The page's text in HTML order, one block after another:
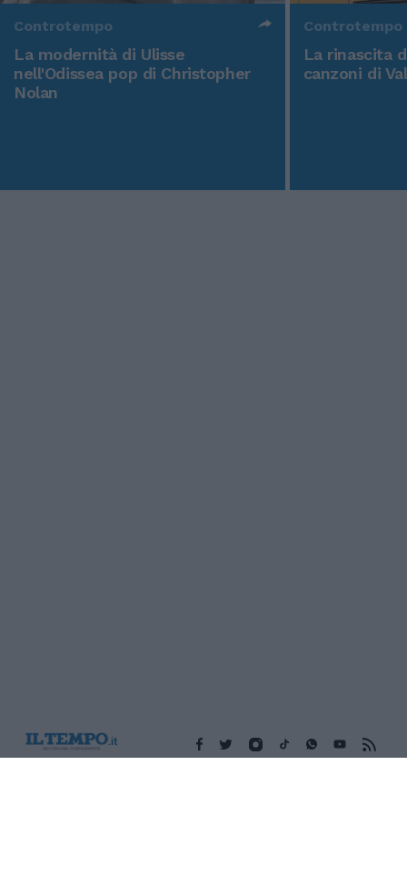
Controtempo
La modernità di Ulisse
nell'Odissea pop di Christopher
Nolan
Controtempo
La rinascita
canzoni di